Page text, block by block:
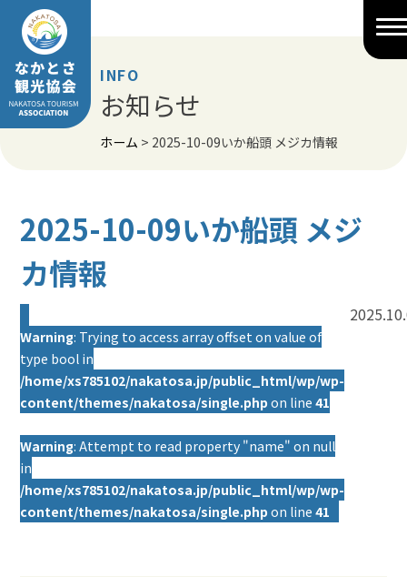
Skip
content
INFO
お知らせ
ホーム > 2025-10-09いか船頭 メジカ情報
2025-10-09いか船頭 メジ
カ情報
Warning: Trying to access array offset on value of
type bool in
/home/xs785102/nakatosa.jp/public_html/wp/wp-
content/themes/nakatosa/single.php on line41
Warning: Attempt to read property "name" on null
in
/home/xs785102/nakatosa.jp/public_html/wp/wp-
content/themes/nakatosa/single.php on line41